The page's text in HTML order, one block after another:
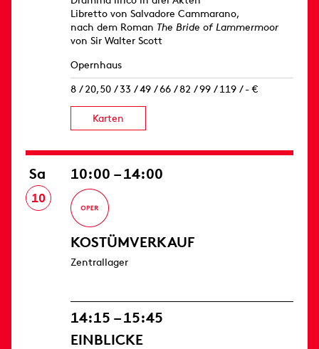
Libretto von Salvadore Cammarano,
nach dem Roman The Bride of Lammermoor
von Sir Walter Scott
Opernhaus
8 / 20,50 / 33 / 49 / 66 / 82 / 99 / 119 / - €
Karten
Sa
10
10:00 – 14:00
KOSTÜMVERKAUF
Zentrallager
14:15 – 15:45
EINBLICKE